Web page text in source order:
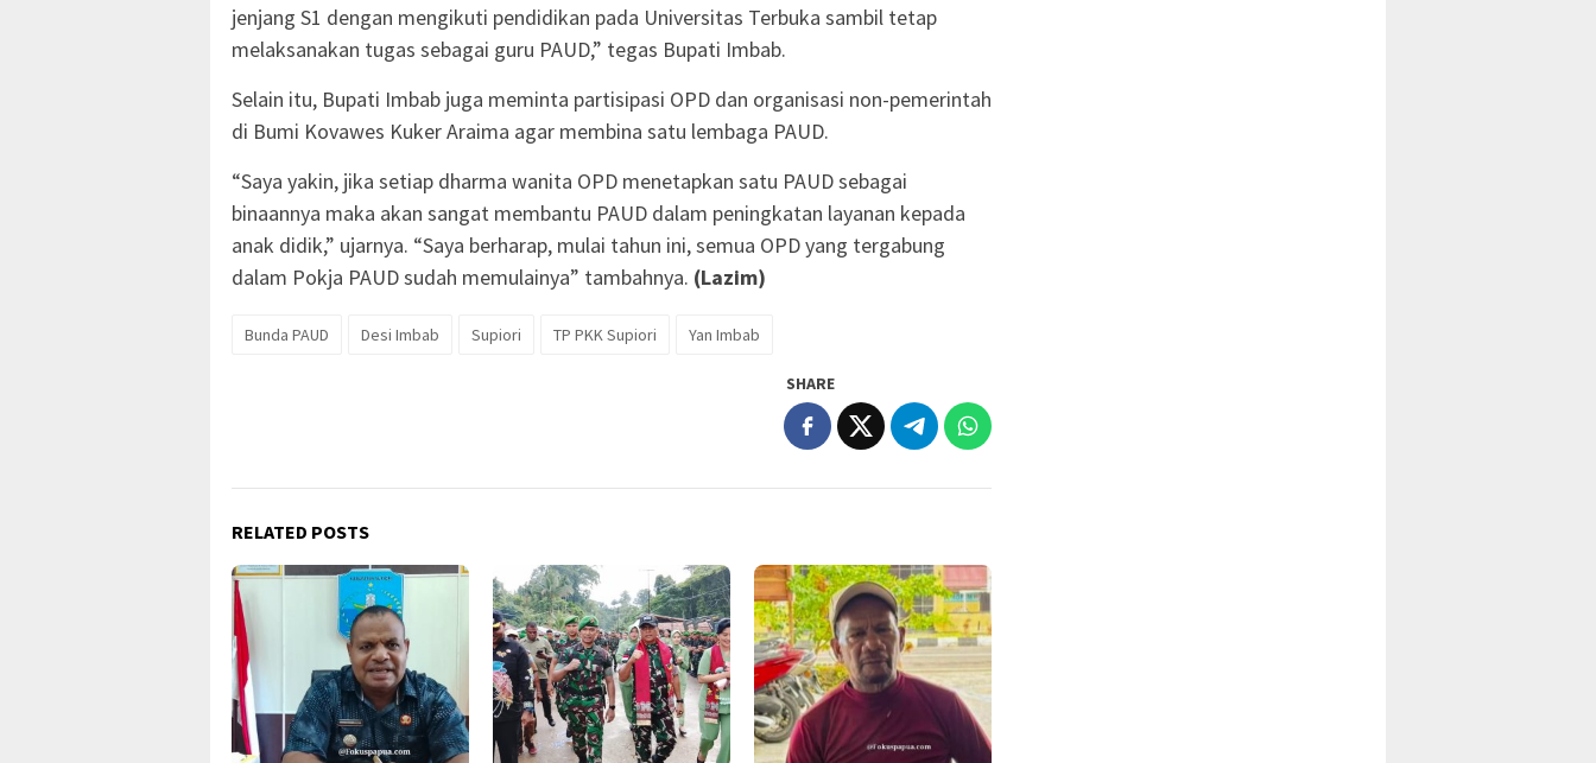
jenjang S1 dengan mengikuti pendidikan pada Universitas Terbuka sambil tetap
melaksanakan tugas sebagai guru PAUD,” tegas Bupati Imbab.
Selain itu, Bupati Imbab juga meminta partisipasi OPD dan organisasi non-pemerintah
di Bumi Kovawes Kuker Araima agar membina satu lembaga PAUD.
“Saya yakin, jika setiap dharma wanita OPD menetapkan satu PAUD sebagai
binaannya maka akan sangat membantu PAUD dalam peningkatan layanan kepada
anak didik,” ujarnya. “Saya berharap, mulai tahun ini, semua OPD yang tergabung
dalam Pokja PAUD sudah memulainya” tambahnya. (Lazim)
Bunda PAUD Desi Imbab Supiori TP PKK Supiori Yan Imbab
SHARE
RELATED POSTS